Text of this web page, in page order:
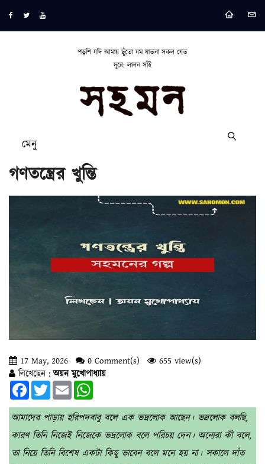
পড়শি যদি আমায় ছুঁতো যম যাতনা সকল যেত
দূরে: লালন সাঁই
মেনু
গণতন্ত্রের খুন্তি
17 May, 2026 0 Comment(s)
655 view(s)
লিখেছেন :অয়ন মুখোপাধ্যায়
FacebookTwitterEmail
আমাদের পাড়ায় হরিপদবাবু বলে এক ভদ্রলোক আছেন। ভদ্রলোক বলছি,
কারণ তিনি নিজেই নিজেকে ভদ্রলোক বলে পরিচয় দেন। অন্যেরা কী বলে,
তা নিয়ে তিনি বিশেষ একটা কিছু ভাবেন বলে মনে হয় না। সকালে দাঁত